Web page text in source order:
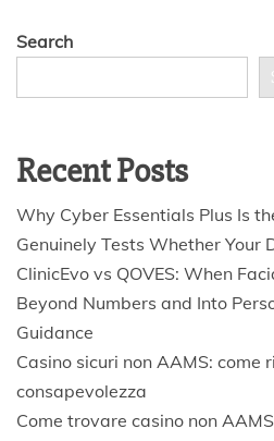
Search
Recent Posts
Why Cyber Essentials Plus Is
Genuinely Tests Whether Your
ClinicEvo vs QOVES: When
Beyond Numbers and Into
Guidance
Casino sicuri non AAMS: come
consapevolezza
Come trovare casino non